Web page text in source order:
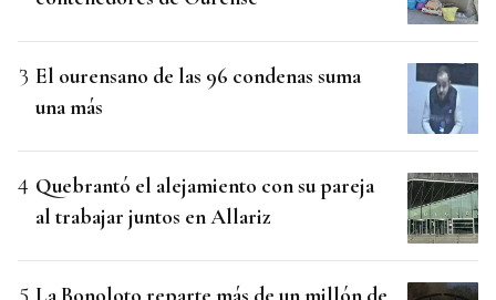
El ourensano de las 96 condenas suma
una más
Quebrantó el alejamiento con su pareja
al trabajar juntos en Allariz
La Bonoloto reparte más de un millón de